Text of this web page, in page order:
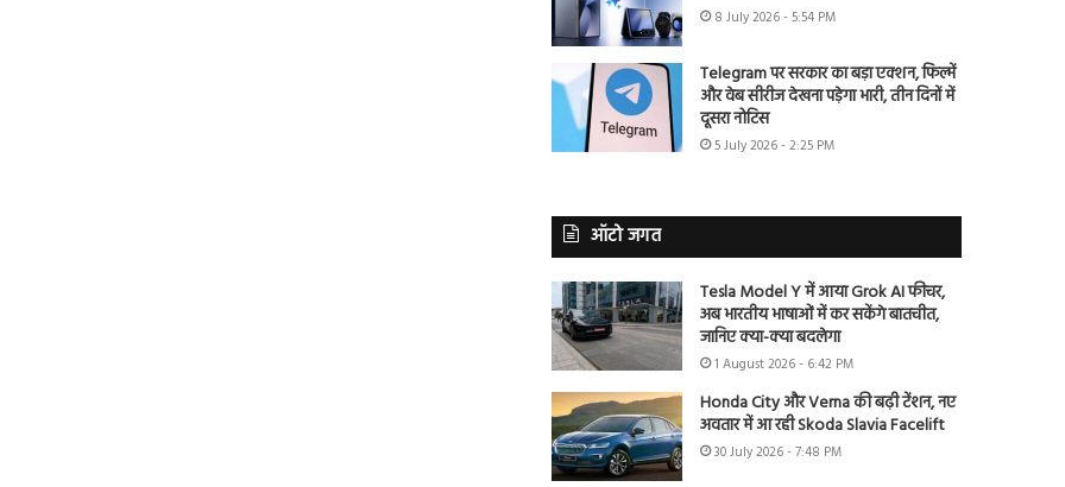
8 July 2026 - 5:54 PM
Telegram पर सरकार का बड़ा एक्शन, फिल्में
और वेब सीरीज देखना पड़ेगा भारी, तीन दिनों में
दूसरा नोटिस
5 July 2026 - 2:25 PM
ऑटो जगत
Tesla Model Y में आया Grok AI फीचर,
अब भारतीय भाषाओं में कर सकेंगे बातचीत,
जानिए क्या-क्या बदलेगा
1 August 2026 - 6:42 PM
Honda City और Verna की बढ़ी टेंशन, नए
अवतार में आ रही Skoda Slavia Facelift
30 July 2026 - 7:48 PM